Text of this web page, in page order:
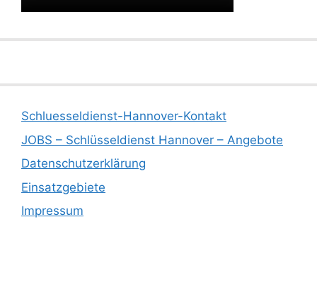
Schluesseldienst-Hannover-Kontakt
JOBS – Schlüsseldienst Hannover – Angebote
Datenschutzerklärung
Einsatzgebiete
Impressum